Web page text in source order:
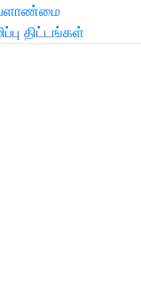
திட்டங்கள்